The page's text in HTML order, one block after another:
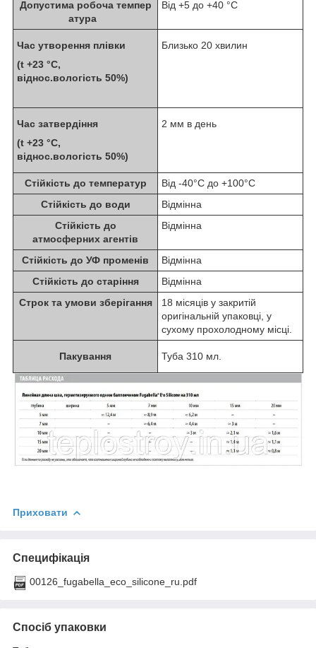
Допустима робоча темпер
атура
Від +5 до +40 °C
Час утворення плівки
(t +23 °С,
віднос.вологість 50%)
Близько 20 хвилин
Час затвердіння
(t +23 °С,
віднос.вологість 50%)
2 мм в день
Стійкість до температур
Від -40°C до +100°C
Стійкість до води
Відмінна
Стійкість до
атмосферних агентів
Відмінна
Стійкість до УФ променів
Відмінна
Стійкість до старіння
Відмінна
Строк та умови зберігання
18 місяців у закритій
оригінальній упаковці, у
сухому прохолодному місці.
Пакування Туба 310 мл.
Приховати
Специфікація
00126_fugabella_eco_silicone_ru.pdf
Спосіб упаковки